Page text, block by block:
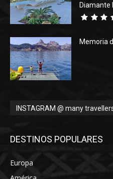
Diamante
Memoria
INSTAGRAM @ many
DESTINOS POPULARES
Europa